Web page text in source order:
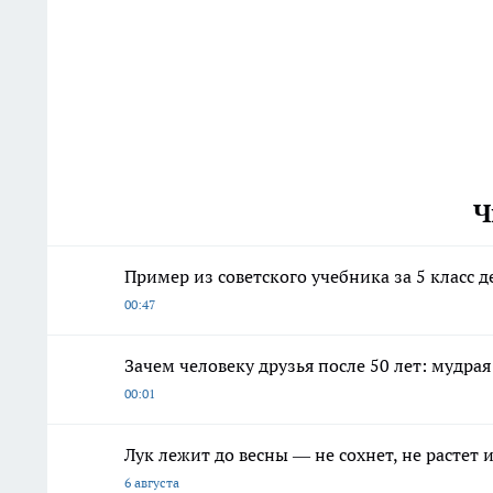
Пример из советского учебника за 5 класс
00:47
Зачем человеку друзья после 50 лет:
00:01
Лук лежит до весны — не сохнет, не
6 августа